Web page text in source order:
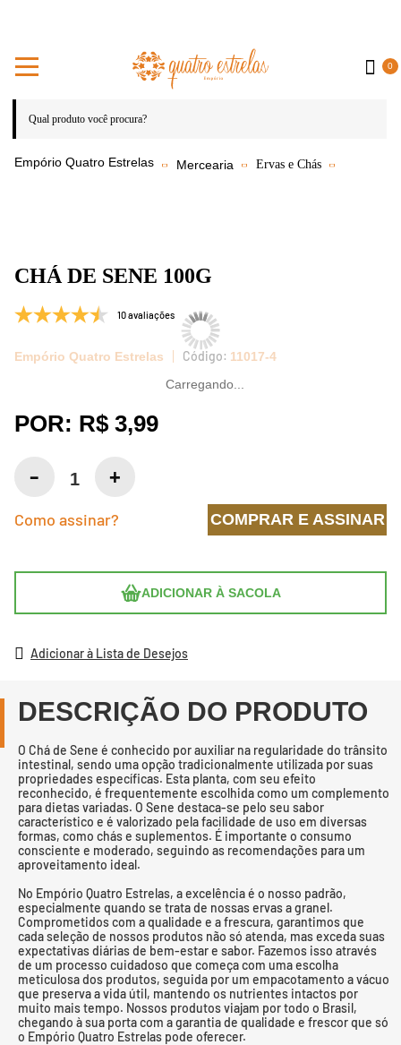
0
Mercearia Ervas e Chás
CHÁ DE SENE 100G
10 avaliações
Empório Quatro Estrelas 11017-4
POR: R$ 3,99
ADICIONAR À SACOLA
Como assinar? COMPRAR E ASSINAR
Adicionar à Lista de Desejos
DESCRIÇÃO DO PRODUTO
O Chá de Sene é conhecido por auxiliar na regularidade do trânsito
intestinal, sendo uma opção tradicionalmente utilizada por suas
propriedades específicas. Esta planta, com seu efeito
reconhecido, é frequentemente escolhida como um complemento
para dietas variadas. O Sene destaca-se pelo seu sabor
característico e é valorizado pela facilidade de uso em diversas
formas, como chás e suplementos. É importante o consumo
consciente e moderado, seguindo as recomendações para um
aproveitamento ideal.
No Empório Quatro Estrelas, a excelência é o nosso padrão,
especialmente quando se trata de nossas ervas a granel.
Comprometidos com a qualidade e a frescura, garantimos que
cada seleção de nossos produtos não só atenda, mas exceda suas
expectativas diárias de bem-estar e sabor. Fazemos isso através
de um processo cuidadoso que começa com uma escolha
meticulosa dos produtos, seguida por um empacotamento a vácuo
que preserva a vida útil, mantendo os nutrientes intactos por
muito mais tempo. Nossos produtos viajam por todo o Brasil,
chegando à sua porta com a garantia de qualidade e frescor que só
o Empório Quatro Estrelas pode oferecer.